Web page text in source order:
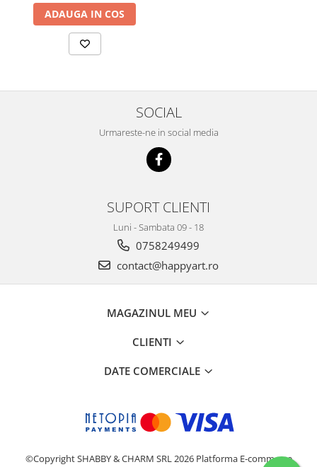
multicolor, 2 pensete, 2 folii
protectie, pentru 10 – 99
ani
ADAUGA IN COS
SOCIAL
Urmareste-ne in social media
SUPORT CLIENTI
Luni - Sambata 09 - 18
0758249499
contact@happyart.ro
MAGAZINUL MEU
CLIENTI
DATE COMERCIALE
©Copyright SHABBY & CHARM SRL 2026 Platforma E-commerce